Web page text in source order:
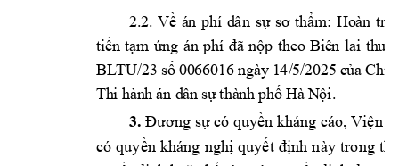
2.2. Về án phí dân sự sơ thẩm: Hoàn trả
tiền tạm ứng án phí đã nộp theo Biên lai thu
BLTU/23 số 0066016 ngày 14/5/2025 của Chi
Thi hành án dân sựthành phố Hà Nội.
3. Đương sự có quyền kháng cáo, Viện
có quyền kháng nghị quyết định này trong